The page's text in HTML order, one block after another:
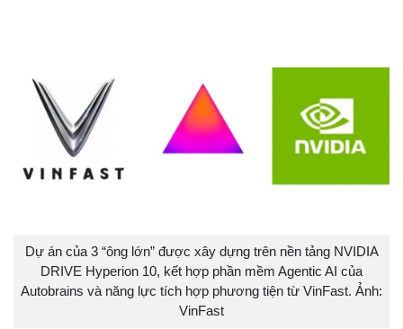
Dự án của 3 “ông lớn” được xây dựng trên nền tảng NVIDIA
DRIVE Hyperion 10, kết hợp phần mềm Agentic AI của
Autobrains và năng lực tích hợp phương tiện từ VinFast. Ảnh:
VinFast